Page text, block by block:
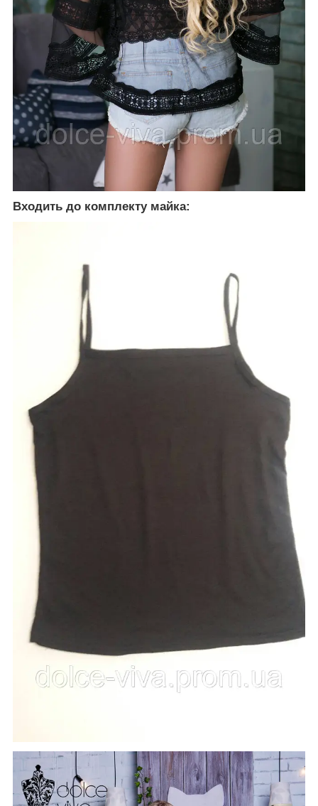
Входить до комплекту майка: